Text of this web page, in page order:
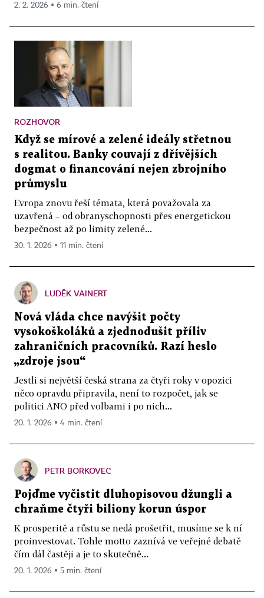
2. 2. 2026 ▪ 6 min. čtení
ROZHOVOR
Když se mírové a zelené ideály střetnou
s realitou. Banky couvají z dřívějších
dogmat o financování nejen zbrojního
průmyslu
Evropa znovu řeší témata, která považovala za
uzavřená – od obranyschopnosti přes energetickou
bezpečnost až po limity zelené...
30. 1. 2026 ▪ 11 min. čtení
LUDĚK VAINERT
Nová vláda chce navýšit počty
vysokoškoláků a zjednodušit příliv
zahraničních pracovníků. Razí heslo
„zdroje jsou“
Jestli si největší česká strana za čtyři roky v opozici
něco opravdu připravila, není to rozpočet, jak se
politici ANO před volbami i po nich...
20. 1. 2026 ▪ 4 min. čtení
PETR BORKOVEC
Pojďme vyčistit dluhopisovou džungli a
chraňme čtyři biliony korun úspor
K prosperitě a růstu se nedá prošetřit, musíme se k ní
proinvestovat. Tohle motto zaznívá ve veřejné debatě
čím dál častěji a je to skutečně...
20. 1. 2026 ▪ 5 min. čtení